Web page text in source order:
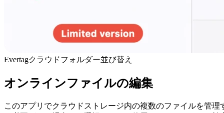
Evertagクラウドフォルダー並び替え
オンラインファイルの編集
このアプリでクラウドストレージ内の複数のファイルを管理